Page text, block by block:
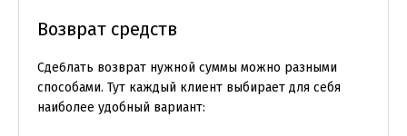
Возврат средств
Сде6лать возврат нужной суммы можно разными
способами. Тут каждый клиент выбирает для себя
наиболее удобный вариант: